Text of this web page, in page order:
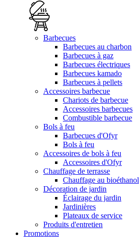
Barbecues
Barbecues au charbon
Barbecues à gaz
Barbecues électriques
Barbecues kamado
Barbecues à pellets
Accessoires barbecue
Chariots de barbecue
Accessoires barbecues
Combustible barbecue
Bols à feu
Barbecues d'Ofyr
Bols à feu
Accessoires de bols à feu
Accessoires d'Ofyr
Chauffage de terrasse
Chauffage au bioéthanol
Décoration de jardin
Éclairage du jardin
Jardinières
Plateaux de service
Produits d'entretien
Promotions